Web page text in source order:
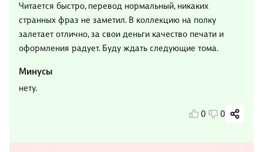
Читается быстро, перевод нормальный, никаких
странных фраз не заметил. В коллекцию на полку
залетает отлично, за свои деньги качество печати и
оформления радует. Буду ждать следующие тома.
Минусы
нету.
0 0